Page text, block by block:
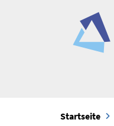
Startseite